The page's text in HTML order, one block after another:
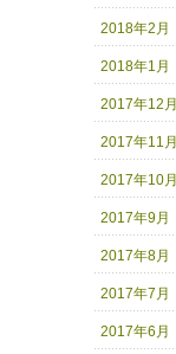
2018年2月
2018年1月
2017年12月
2017年11月
2017年10月
2017年9月
2017年8月
2017年7月
2017年6月